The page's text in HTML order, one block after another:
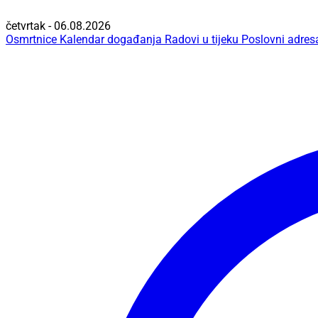
četvrtak - 06.08.2026
Osmrtnice Kalendar događanja Radovi u tijeku Poslovni